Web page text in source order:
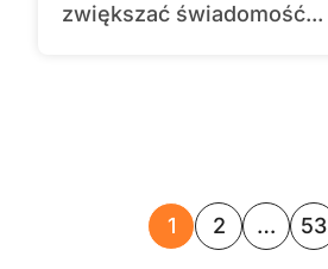
zwiększać świadomość...
S1 2 … 53